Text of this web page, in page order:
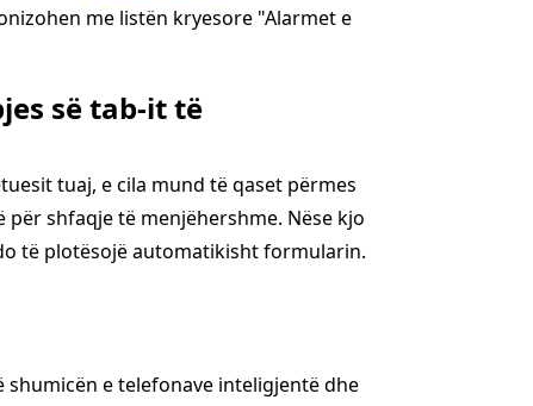
me listën kryesore "Alarmet e
së tab-it të
tuaj, e cila mund të qaset përmes
shfaqje të menjëhershme. Nëse kjo
të plotësojë automatikisht formularin.
e telefonave inteligjentë dhe